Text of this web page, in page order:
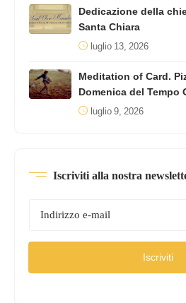
Dedicazione della
Santa Chiara
luglio 13, 2026
Meditation of Card.
Domenica del
luglio 9, 2026
Iscriviti alla nostra
Iscriviti